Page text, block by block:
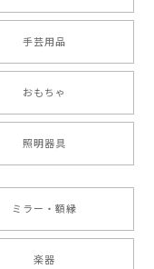
手芸用品
おもちゃ
照明器具
ミラー・額縁
楽器